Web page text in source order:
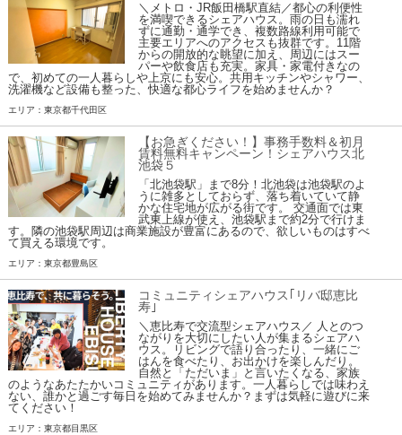
＼メトロ・JR飯田橋駅直結／都心の利便性
を満喫できるシェアハウス。雨の日も濡れ
ずに通勤・通学でき、複数路線利用可能で
主要エリアへのアクセスも抜群です。11階
からの開放的な眺望に加え、周辺にはスー
パーや飲食店も充実。家具・家電付きなの
で、初めての一人暮らしや上京にも安心。共用キッチンやシャワー、
洗濯機など設備も整った、快適な都心ライフを始めませんか？
エリア：東京都千代田区
【お急ぎください！】事務手数料＆初月
賃料無料キャンペーン！シェアハウス北
池袋５
「北池袋駅」まで8分！北池袋は池袋駅のよ
うに雑多としておらず、落ち着いていて静
かな住宅地が広がる街です。 交通面では東
武東上線が使え、池袋駅まで約2分で行けま
す。隣の池袋駅周辺は商業施設が豊富にあるので、欲しいものはすべ
て買える環境です。
エリア：東京都豊島区
コミュニティシェアハウス｢リバ邸恵比
寿｣
＼恵比寿で交流型シェアハウス／ 人とのつ
ながりを大切にしたい人が集まるシェアハ
ウス。リビングで語り合ったり、一緒にご
はんを食べたり、お出かけを楽しんだり。
自然と「ただいま」と言いたくなる、家族
のようなあたたかいコミュニティがあります。一人暮らしでは味わえ
ない、誰かと過ごす毎日を始めてみませんか？まずは気軽に遊びに来
てください！
エリア：東京都目黒区